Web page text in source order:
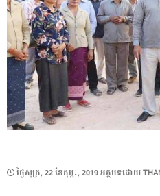
POSTED
ថ្ងៃ​សុក្រ, 22 ខែ​កុម្ភៈ, 2019អត្ថបទដោយ